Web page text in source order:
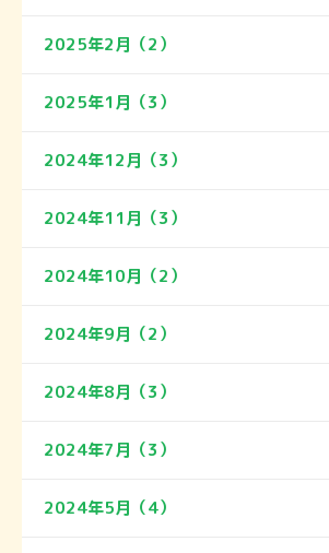
2025年2月（2）
2025年1月（3）
2024年12月（3）
2024年11月（3）
2024年10月（2）
2024年9月（2）
2024年8月（3）
2024年7月（3）
2024年5月（4）